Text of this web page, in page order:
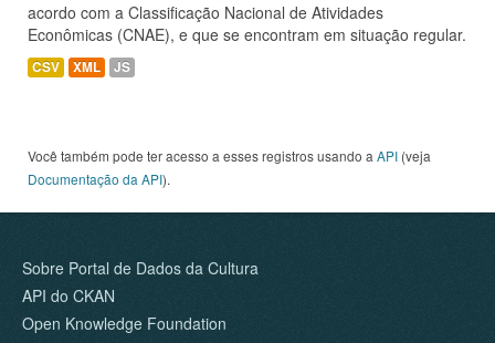
acordo com a Classificação Nacional de Atividades
Econômicas (CNAE), e que se encontram em situação regular.
CSV XML JS
Você também pode ter acesso a esses registros usando a API (veja
Documentação da API).
Sobre Portal de Dados da Cultura
API do CKAN
Open Knowledge Foundation